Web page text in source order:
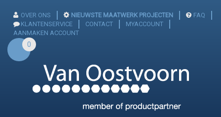
OVER ONS NIEUWSTE MAATWERK PROJECTEN
FAQ
KLANTENSERVICE
CONTACT
MYACCOUNT
AANMAKEN ACCOUNT
0